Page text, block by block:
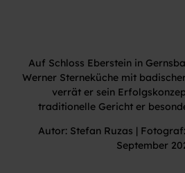
Auf Schloss Eberstein in
Werner Sterneküche mit
verrät er sein
traditionelle Gericht er
Autor: Stefan Ruzas |
September